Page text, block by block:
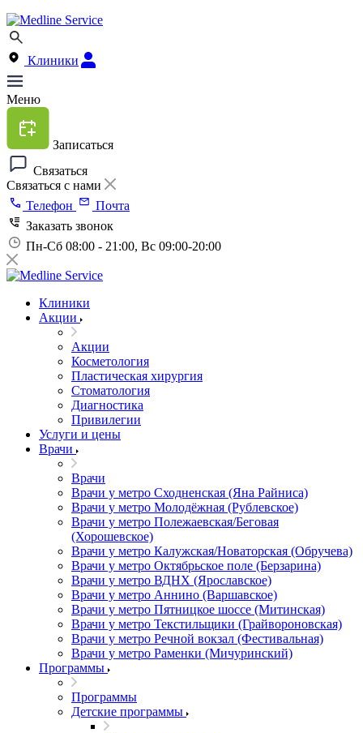
Клиники
Меню
Записаться
Связаться
Связаться с нами
Телефон
Почта
Заказать звонок
Пн-Сб 08:00 - 21:00, Вс 09:00-20:00
Клиники
Акции
Акции
Косметология
Пластическая хирургия
Стоматология
Диагностика
Привилегии
Услуги и цены
Врачи
Врачи
Врачи у метро Сходненская (Яна Райниса)
Врачи у метро Молодёжная (Рублевское)
Врачи у метро Полежаевская/Беговая
(Хорошевское)
Врачи у метро Калужская/Новаторская (Обручева)
Врачи у метро Октябрьское поле (Берзарина)
Врачи у метро ВДНХ (Ярославское)
Врачи у метро Аннино (Варшавское)
Врачи у метро Пятницкое шоссе (Митинская)
Врачи у метро Текстильщики (Грайвороновская)
Врачи у метро Речной вокзал (Фестивальная)
Врачи у метро Раменки (Мичуринский)
Программы
Программы
Детские программы